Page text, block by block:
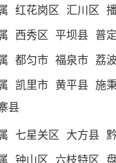
红花岗区 汇川区
西秀区 平坝县 普
都匀市 福泉市 荔
凯里市 黄平县 施
县
七星关区 大方县
钟山区 六枝特区